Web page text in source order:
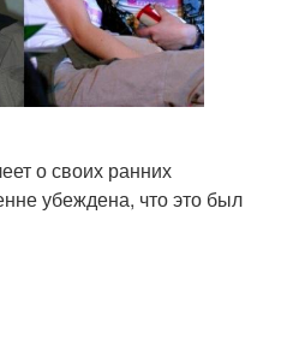
о своих ранних
убеждена, что это был